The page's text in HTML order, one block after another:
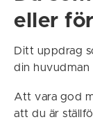
eller
Ditt uppdrag
din
Att vara god
att du är